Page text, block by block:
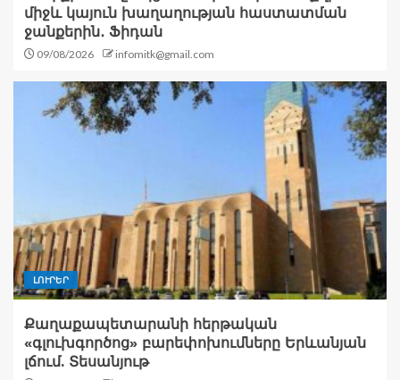
միջև կայուն խաղաղության հաստատման
ջանքերին․ Ֆիդան
09/08/2026 infomitk@gmail.com
ԼՈՒՐԵՐ
Քաղաքապետարանի հերթական
«գլուխգործոց» բարեփոխումները Երևանյան
լճում. Տեսանյութ